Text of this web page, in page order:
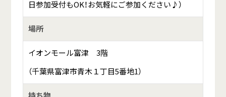
日参加受付もOK！お気軽にご参加ください♪）
場所
イオンモール富津 3階
（千葉県富津市青木１丁目5番地1）